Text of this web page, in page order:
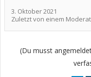
3. Oktober 2021
Zuletzt von einem
(Du musst